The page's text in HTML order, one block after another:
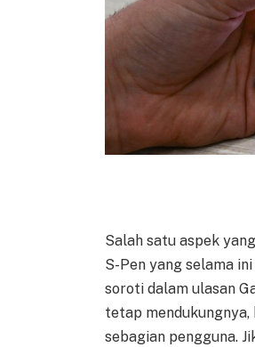
Salah satu aspek
S-Pen yang selama
soroti dalam ulasan
tetap
sebagian pengguna.